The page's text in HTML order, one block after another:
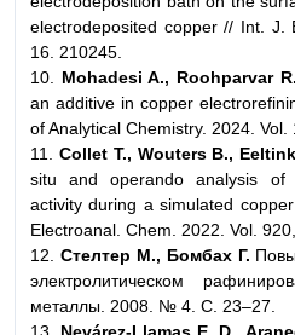
electrodeposited copper // Int. J.
16. 210245.
10. Mohadesi A., Roohparvar
an additive in copper
of Analytical Chemistry. 2024. Vol.
11.
Collet T., Wouters B.,
situ and operando analysis of
activity during a simulated
Electroanal. Chem. 2022. Vol.
12.
Стелтер М., Бомбах Г.
электролитическом
металлы. 2008. № 4. С. 23–27.
13. Nevárez-Llamas E. D.,